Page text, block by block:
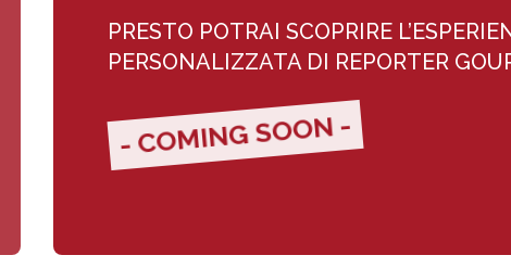
PRESTO POTRAI SCOPRIRE
PERSONALIZZATA DI REPORTER
- COMING SOON -